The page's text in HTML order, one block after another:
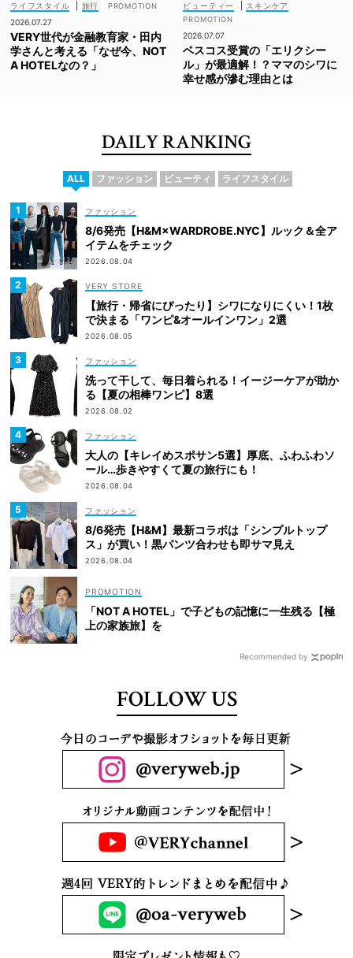
ライフスタイル
旅行
2026.07.27
VERY世代が金融教育家・田内
学さんと考える「なぜ今、NOT
A HOTELなの？」
ビューティー スキンケア
2026.07.07
ベスコス受賞の「エリクシー
ル」が最適解！？ママのシワに
幸せ感が滲む理由とは
DAILY RANKING
ALL ファッション ビューティ ライフスタイル
ファッション
8/6発売【H&M×WARDROBE.NYC】ルック＆全ア
イテムをチェック
2026.08.04
VERY STORE
【旅行・帰省にぴったり】シワになりにくい！1枚
で決まる「ワンピ&オールインワン」2選
2026.08.05
ファッション
洗って干して、毎日着られる！イージーケアが助か
る【夏の相棒ワンピ】8選
2026.08.02
ファッション
大人の【キレイめスポサン5選】厚底、ふわふわソ
ール…歩きやすくて夏の旅行にも！
2026.08.04
ファッション
8/6発売【H&M】最新コラボは「シンプルトップ
ス」が買い！黒パンツ合わせも即サマ見え
2026.08.04
「NOT A HOTEL」で子どもの記憶に一生残る【極
上の家族旅】を
Recommended by
FOLLOW US